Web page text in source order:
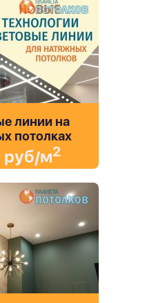
линии на
потолках
руб/м2